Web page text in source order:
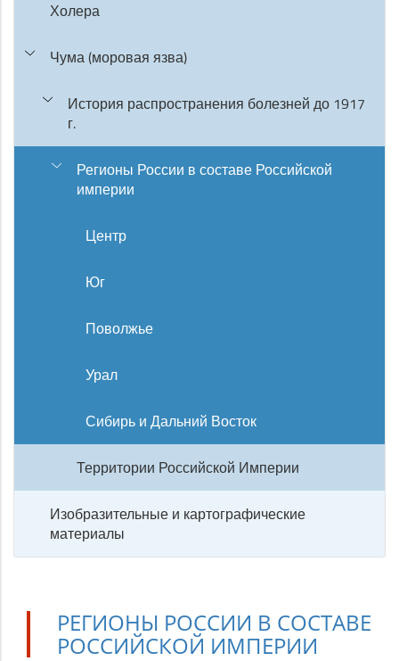
Холера
Чума (моровая язва)
История распространения болезней до 1917
г.
Регионы России в составе Российской
империи
Центр
Юг
Поволжье
Урал
Сибирь и Дальний Восток
Территории Российской Империи
Изобразительные и картографические
материалы
РЕГИОНЫ РОССИИ В СОСТАВЕ
РОССИЙСКОЙ ИМПЕРИИ